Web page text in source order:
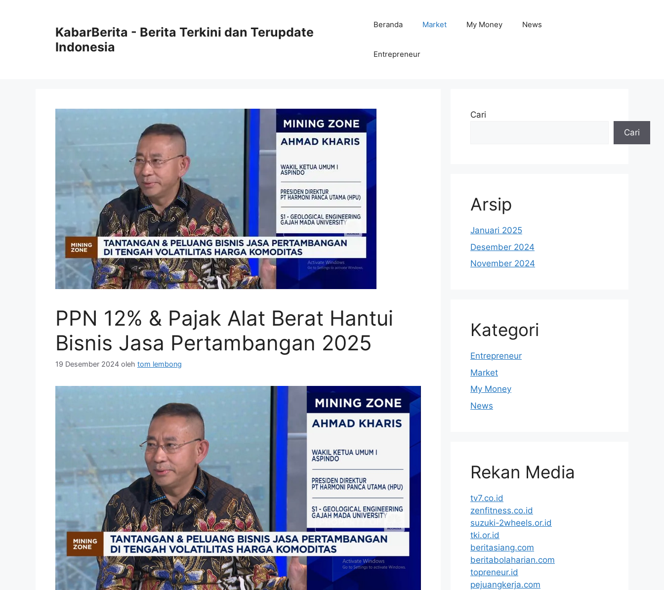
KabarBerita - Berita Terkini dan Terupdate
Indonesia
Beranda Market My Money News
Entrepreneur
PPN 12% & Pajak Alat Berat Hantui
Bisnis Jasa Pertambangan 2025
19 Desember 2024 oleh tom lembong
Cari
Cari
Arsip
Januari 2025
Desember 2024
November 2024
Kategori
Entrepreneur
Market
My Money
News
Rekan Media
tv7.co.id
zenfitness.co.id
suzuki-2wheels.or.id
tki.or.id
beritasiang.com
beritabolaharian.com
topreneur.id
pejuangkerja.com